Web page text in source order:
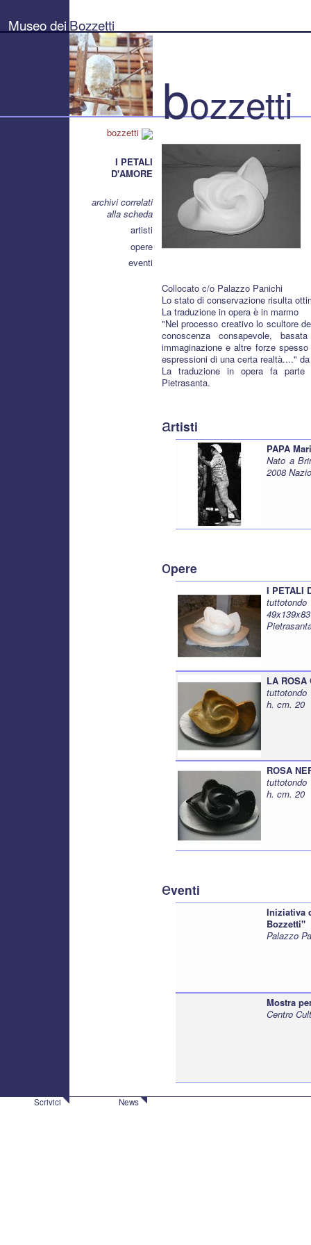
Bozzetti
"Pierluigi
Museo dei Bozzetti
bozzetti
I PETALI
D'AMORE
archivi correlati
alla scheda
artisti
opere
eventi
bozzetti
Collocato c/o Palazzo Panichi
Lo stato di conservazione risulta
La traduzione in opera è in marmo
"Nel processo creativo lo scultore
conoscenza consapevole,
immaginazione e altre forze
espressioni di una certa realtà...."
La traduzione in opera fa parte
Pietrasanta.
artisti
PAPA
Nato a
2008
opere
I PETALI
LA ROSA
h. cm. 20
ROSA
h. cm. 20
eventi
Iniziativa
Bozzetti"
Palazzo
Mostra
Centro
Scrivici News